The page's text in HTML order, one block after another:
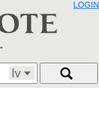
LOGIN
lv